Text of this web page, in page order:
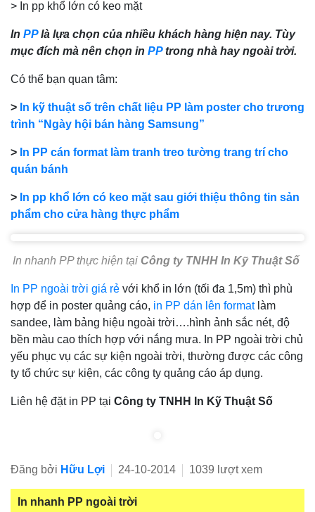
> In pp khổ lớn có keo mặt
In PPlà lựa chọn của nhiều khách hàng hiện nay. Tùy
mục đích mà nên chọn in PPtrong nhà hay ngoài trời.
Có thể bạn quan tâm:
> In kỹ thuật số trên chất liệu PP làm poster cho trương
trình “Ngày hội bán hàng Samsung”
> In PP cán format làm tranh treo tường trang trí cho
quán bánh
> In pp khổ lớn có keo mặt sau giới thiệu thông tin sản
phẩm cho cửa hàng thực phẩm
In nhanh PP thực hiện tại Công ty TNHH In Kỹ Thuật Số
In PP ngoài trời giá rẻ với khổ in lớn (tối đa 1,5m) thì phù
hợp để in poster quảng cáo, in PP dán lên formatlàm
sandee, làm bảng hiệu ngoài trời….hình ảnh sắc nét, độ
bền màu cao thích hợp với nắng mưa. In PP ngoài trời chủ
yếu phục vụ các sự kiện ngoài trời, thường được các công
ty tổ chức sự kiện, các công ty quảng cáo áp dụng.
Liên hệ đặt in PP tại Công ty TNHH In Kỹ Thuật Số
Đăng bởi Hữu Lợi 24-10-2014 1039 lượt xem
In nhanh PP ngoài trời